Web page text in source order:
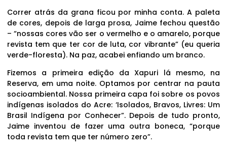
Correr atrás da grana ficou por minha conta. A paleta
de cores, depois de larga prosa, Jaime fechou questão
– “nossas cores vão ser o vermelho e o amarelo, porque
revista tem que ter cor de luta, cor vibrante” (eu queria
verde-floresta). Na paz, acabei enfiando um branco.
Fizemos a primeira edição da Xapuri lá mesmo, na
Reserva, em uma noite. Optamos por centrar na pauta
socioambiental. Nossa primeira capa foi sobre os povos
indígenas isolados do Acre: ‘Isolados, Bravos, Livres: Um
Brasil Indígena por Conhecer”. Depois de tudo pronto,
Jaime inventou de fazer uma outra boneca, “porque
toda revista tem que ter número zero”.